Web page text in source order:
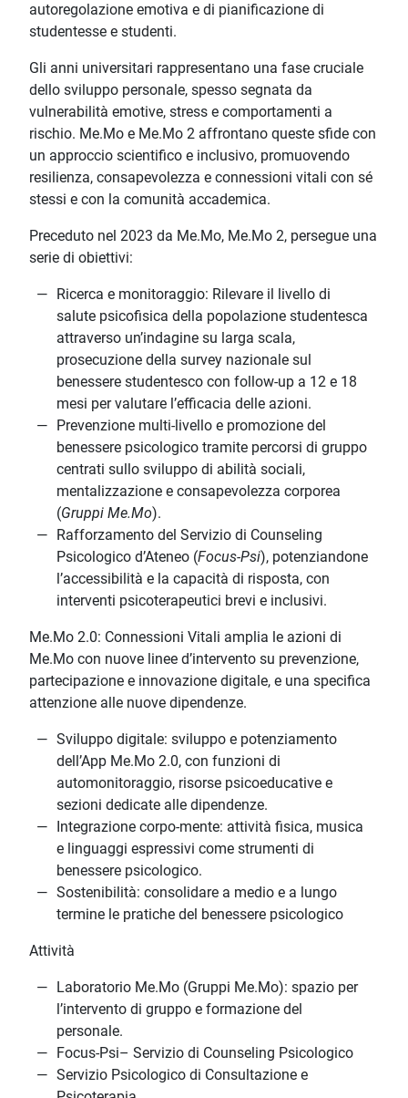
autoregolazione emotiva e di pianificazione di
studentesse e studenti.
Gli anni universitari rappresentano una fase cruciale
dello sviluppo personale, spesso segnata da
vulnerabilità emotive, stress e comportamenti a
rischio. Me.Mo e Me.Mo 2 affrontano queste sfide con
un approccio scientifico e inclusivo, promuovendo
resilienza, consapevolezza e connessioni vitali con sé
stessi e con la comunità accademica.
Preceduto nel 2023 da Me.Mo, Me.Mo 2, persegue una
serie di obiettivi:
Ricerca e monitoraggio: Rilevare il livello di
salute psicofisica della popolazione studentesca
attraverso un’indagine su larga scala,
prosecuzione della survey nazionale sul
benessere studentesco con follow-up a 12 e 18
mesi per valutare l’efficacia delle azioni.
Prevenzione multi-livello e promozione del
benessere psicologico tramite percorsi di gruppo
centrati sullo sviluppo di abilità sociali,
mentalizzazione e consapevolezza corporea
(Gruppi Me.Mo).
Rafforzamento del Servizio di Counseling
Psicologico d’Ateneo (Focus-Psi), potenziandone
l’accessibilità e la capacità di risposta, con
interventi psicoterapeutici brevi e inclusivi.
Me.Mo 2.0: Connessioni Vitali amplia le azioni di
Me.Mo con nuove linee d’intervento su prevenzione,
partecipazione e innovazione digitale, e una specifica
attenzione alle nuove dipendenze.
Sviluppo digitale: sviluppo e potenziamento
dell’App Me.Mo 2.0, con funzioni di
automonitoraggio, risorse psicoeducative e
sezioni dedicate alle dipendenze.
Integrazione corpo-mente: attività fisica, musica
e linguaggi espressivi come strumenti di
benessere psicologico.
Sostenibilità: consolidare a medio e a lungo
termine le pratiche del benessere psicologico
Attività
Laboratorio Me.Mo (Gruppi Me.Mo): spazio per
l’intervento di gruppo e formazione del
personale.
Focus-Psi– Servizio di Counseling Psicologico
Servizio Psicologico di Consultazione e